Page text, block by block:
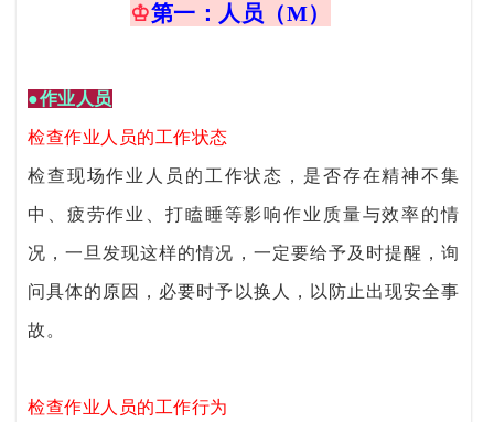
♔第一：人员（M）
●作业人员
检查作业人员的工作状态
检查现场作业人员的工作状态，是否存在精神不集
中、疲劳作业、打瞌睡等影响作业质量与效率的情
况，一旦发现这样的情况，一定要给予及时提醒，询
问具体的原因，必要时予以换人，以防止出现安全事
故。
检查作业人员的工作行为